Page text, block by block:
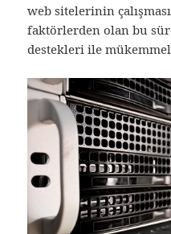
web sitelerinin
faktörlerden olan bu
destekleri ile